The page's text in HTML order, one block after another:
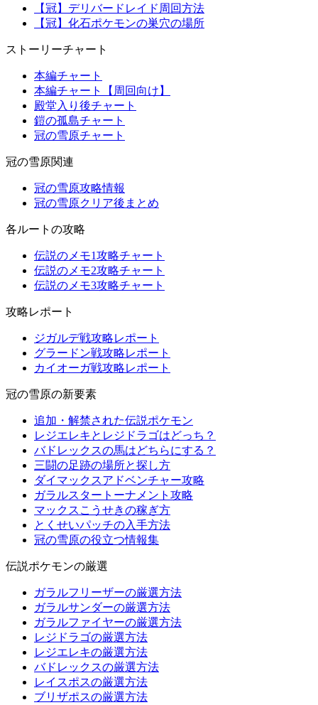
【冠】デリバードレイド周回方法
【冠】化石ポケモンの巣穴の場所
ストーリーチャート
本編チャート
本編チャート【周回向け】
殿堂入り後チャート
鎧の孤島チャート
冠の雪原チャート
冠の雪原関連
冠の雪原攻略情報
冠の雪原クリア後まとめ
各ルートの攻略
伝説のメモ1攻略チャート
伝説のメモ2攻略チャート
伝説のメモ3攻略チャート
攻略レポート
ジガルデ戦攻略レポート
グラードン戦攻略レポート
カイオーガ戦攻略レポート
冠の雪原の新要素
追加・解禁された伝説ポケモン
レジエレキとレジドラゴはどっち？
バドレックスの馬はどちらにする？
三闘の足跡の場所と探し方
ダイマックスアドベンチャー攻略
ガラルスタートーナメント攻略
マックスこうせきの稼ぎ方
とくせいパッチの入手方法
冠の雪原の役立つ情報集
伝説ポケモンの厳選
ガラルフリーザーの厳選方法
ガラルサンダーの厳選方法
ガラルファイヤーの厳選方法
レジドラゴの厳選方法
レジエレキの厳選方法
バドレックスの厳選方法
レイスポスの厳選方法
ブリザポスの厳選方法